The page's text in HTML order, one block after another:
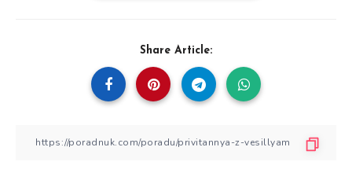
Share Article: